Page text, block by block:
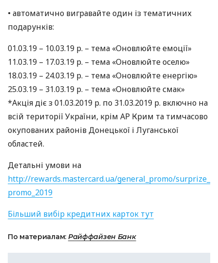
• автоматично вигравайте один із тематичних
подарунків:
01.03.19 – 10.03.19 р. – тема «Оновлюйте емоції»
11.03.19 – 17.03.19 р. – тема «Оновлюйте оселю»
18.03.19 – 24.03.19 р. – тема «Оновлюйте енергію»
25.03.19 – 31.03.19 р. – тема «Оновлюйте смак»
*Акція діє з 01.03.2019 р. по 31.03.2019 р. включно на
всій території України, крім АР Крим та тимчасово
окупованих районів Донецької і Луганської
областей.
Детальні умови на
http://rewards.mastercard.ua/general_promo/surprize_
promo_2019
Більший вибір кредитних карток тут
По материалам: Райффайзен Банк